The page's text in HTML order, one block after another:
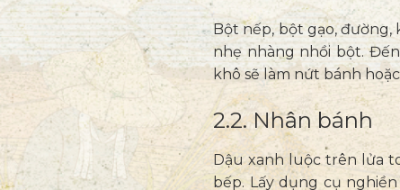
Bột nếp, bột gạo, đường,
nhẹ nhàng nhồi bột.
khô sẽ làm nứt bánh
2.2. Nhân bánh
Dậu xanh luộc trên lửa
bếp. Lấy dụng cụ